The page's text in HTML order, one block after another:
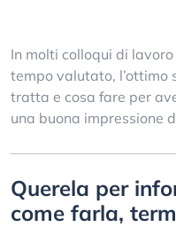
In molti colloqui di
tempo valutato, l’ottimo
tratta e cosa fare per
una buona impressione
Querela per
come farla,